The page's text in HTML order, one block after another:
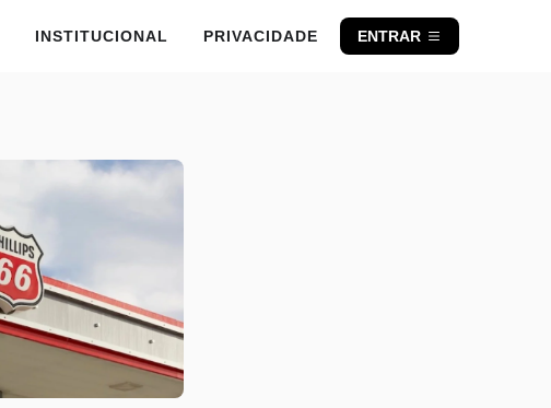
INSTITUCIONAL PRIVACIDADE ENTRAR